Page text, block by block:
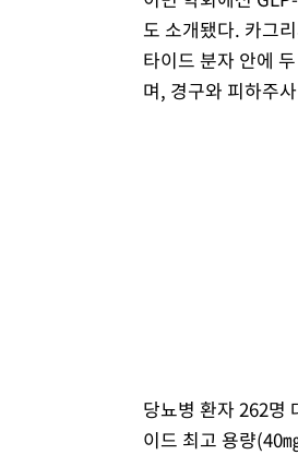
도 소개됐다. 카그
타이드 분자 안에
며, 경구와 피하주
당뇨병 환자 262명
이드 최고 용량(40